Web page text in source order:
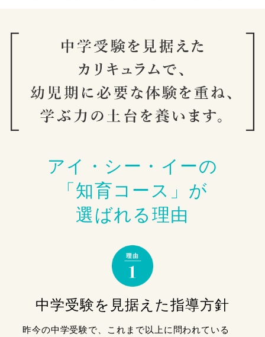
アイ・シー・イーの
「知育コース」が
選ばれる理由
中学受験を見据えた指導方針
昨今の中学受験で、これまで以上に問われている